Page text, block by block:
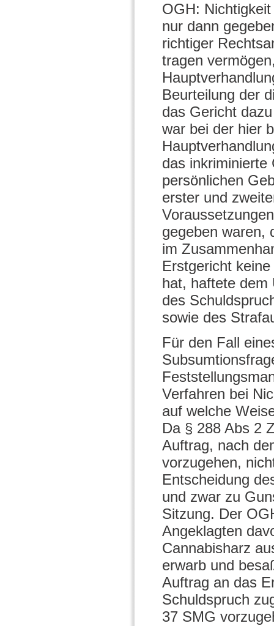
OGH:
nur dann
richtiger
tragen
Beurteilung der
das Gericht
war bei der hier
das inkriminierte
persönlichen
erster und
gegeben waren,
im
Erstgericht
hat, haftete dem
des
sowie des
Für den Fall
Verfahren bei
auf welche
Da § 288 Abs 2
Auftrag, nach
vorzugehen,
Entscheidung
und zwar zu
Sitzung. Der
Angeklagten
Cannabisharz
erwarb und
Auftrag an das
Schuldspruch
37 SMG